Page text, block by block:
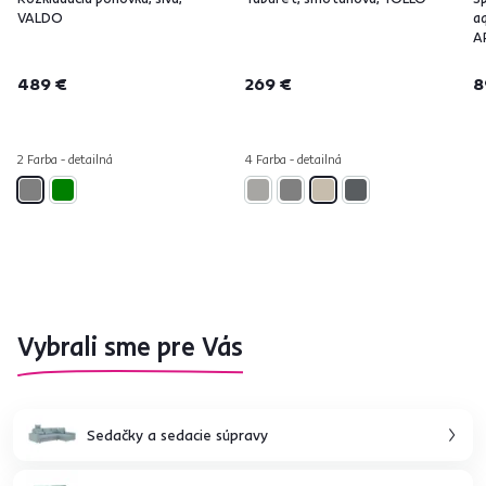
VALDO
489 €
2 Farba - detailná
269 €
4 Farba - detailná
Vybrali sme pre Vás
Sedačky a sedacie súpravy